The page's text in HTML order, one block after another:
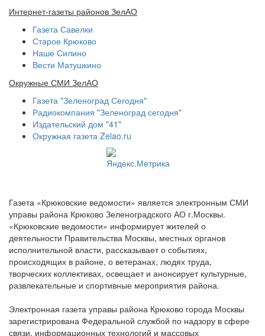
Интернет-газеты районов ЗелАО
Газета Савелки
Старое Крюково
Наше Силино
Вести Матушкино
Окружные СМИ ЗелАО
Газета "Зеленоград Сегодня"
Радиокомпания "Зеленоград сегодня"
Издательский дом "41"
Окружная газета Zelao.ru
Газета «Крюковские ведомости» является электронным СМИ
управы района Крюково Зеленоградского АО г.Москвы.
«Крюковские ведомости» информирует жителей о
деятельности Правительства Москвы, местных органов
исполнительной власти, рассказывает о событиях,
происходящих в районе, о ветеранах, людях труда,
творческих коллективах, освещает и анонсирует культурные,
развлекательные и спортивные мероприятия района.
Электронная газета управы района Крюково города Москвы
зарегистрирована Федеральной службой по надзору в сфере
связи, информационных технологий и массовых